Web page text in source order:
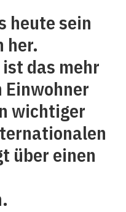
heute sein
her.
das mehr
wichtiger
über einen